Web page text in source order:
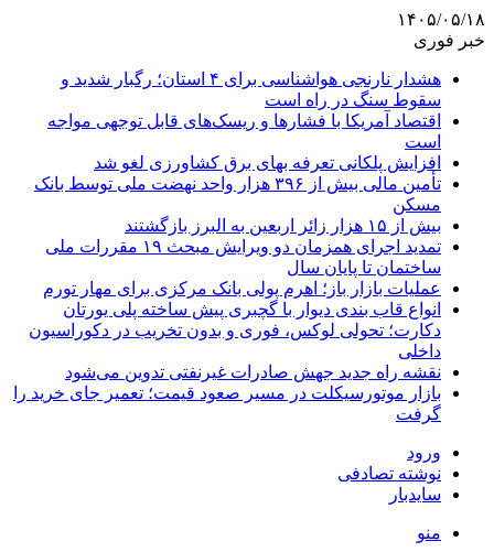
۱۴۰۵/۰۵/۱۸
خبر فوری
هشدار نارنجی هواشناسی برای ۴ استان؛ رگبار شدید و
سقوط سنگ در راه است
اقتصاد آمریکا با فشارها و ریسک‌های قابل توجهی مواجه
است
افزایش پلکانی تعرفه بهای برق کشاورزی لغو شد
تأمین مالی بیش از ۳۹۶ هزار واحد نهضت ملی توسط بانک
مسکن
بیش از ۱۵ هزار زائر اربعین به البرز بازگشتند
تمدید اجرای همزمان دو ویرایش مبحث ۱۹ مقررات ملی
ساختمان تا پایان سال
عملیات بازار باز؛ اهرم پولی بانک مرکزی برای مهار تورم
انواع قاب بندی دیوار با گچبری پیش ساخته پلی یورتان
دکارت؛ تحولی لوکس، فوری و بدون تخریب در دکوراسیون
داخلی
نقشه راه جدید جهش صادرات غیرنفتی تدوین می‌شود
بازار موتورسیکلت در مسیر صعود قیمت؛ تعمیر جای خرید را
گرفت
ورود
نوشته تصادفی
سایدبار
منو